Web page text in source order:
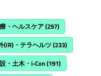
・ヘルスケア(297)
(IR)・テラヘルツ(233)
・土木・i-Con(191)